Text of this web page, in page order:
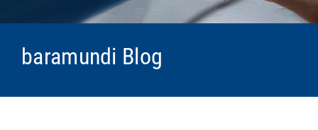
baramundi Blog